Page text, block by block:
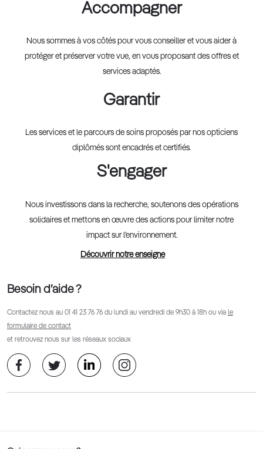
Accompagner
Nous sommes à vos côtés pour vous conseiller et vous aider à
protéger et préserver votre vue, en vous proposant des offres et
services adaptés.
Garantir
Les services et le parcours de soins proposés par nos opticiens
diplômés sont encadrés et certifiés.
S'engager
Nous investissons dans la recherche, soutenons des opérations
solidaires et mettons en œuvre des actions pour limiter notre
impact sur l’environnement.
Découvrir notre enseigne
Besoin d’aide ?
Contactez nous au 01 41 23 76 76 du lundi au vendredi de 9h30 à 18h ou via le
formulaire de contact
et retrouvez nous sur les réseaux sociaux